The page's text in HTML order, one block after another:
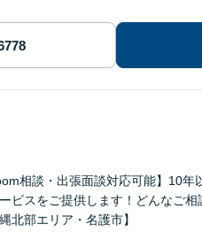
相談・出張面談対応可能】10
ビスをご提供します！どんなご
北部エリア・名護市】